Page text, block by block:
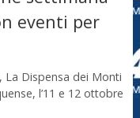
eventi per
Dispensa dei Monti
l’11 e 12 ottobre